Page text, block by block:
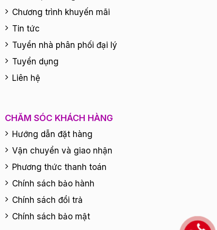
Chương trình khuyến mãi
Tin tức
Tuyển nhà phân phối đại lý
Tuyển dụng
Liên hệ
CHĂM SÓC KHÁCH HÀNG
Hướng dẫn đặt hàng
Vận chuyển và giao nhận
Phương thức thanh toán
Chính sách bảo hành
Chính sách đổi trả
Chính sách bảo mật